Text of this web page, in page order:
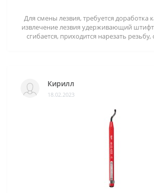
Для смены лезвия, требуется доработка
извлечение лезвия удерживающий
сгибается, приходится нарезать резьбу,
Кирилл
18.02.2023